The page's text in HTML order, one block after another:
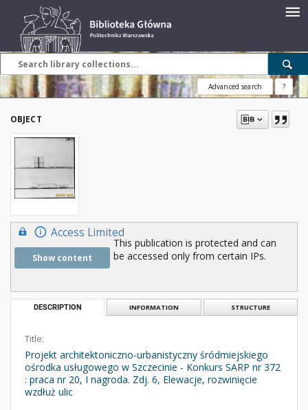
Advanced search ?
OBJECT
Access Limited
Show content
This publication is protected and can
be accessed only from certain IPs.
DESCRIPTION INFORMATION STRUCTURE
Title:
Projekt architektoniczno-urbanistyczny śródmiejskiego
ośrodka usługowego w Szczecinie - Konkurs SARP nr 372
: praca nr 20, I nagroda. Zdj. 6, Elewacje, rozwinięcie
wzdłuż ulic